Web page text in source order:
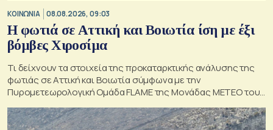
ΚΟΙΝΩΝΙΑ 08.08.2026, 09:03
Η φωτιά σε Αττική και Βοιωτία ίση με έξι
βόμβες Χιροσίμα
Τι δείχνουν τα στοιχεία της προκαταρκτικής ανάλυσης της
φωτιάς σε Αττική και Βοιωτία σύμφωνα με την
Πυρομετεωρολογική Ομάδα FLAME της Μονάδας ΜΕΤΕΟ του